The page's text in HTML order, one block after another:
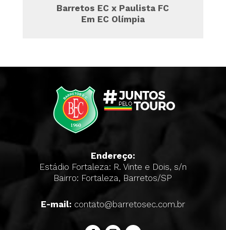
Barretos EC x Paulista FC
Em EC Olímpia
Endereço:
Estádio Fortaleza: R. Vinte e Dois, s/n
Bairro: Fortaleza, Barretos/SP
E-mail: contato@barretosec.com.br